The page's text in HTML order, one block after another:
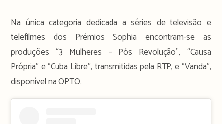
Na única categoria dedicada a séries de televisão e
telefilmes dos Prémios Sophia encontram-se as
produções “3 Mulheres – Pós Revolução”, “Causa
Própria” e “Cuba Libre”, transmitidas pela RTP, e “Vanda”,
disponível na OPTO.